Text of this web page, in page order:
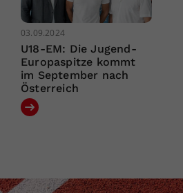
03.09.2024
U18-EM: Die Jugend-
Europaspitze kommt
im September nach
Österreich